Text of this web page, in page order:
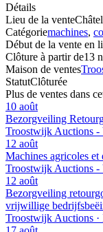
Détails
Lieu de la vente
Catégoriemachines,
Début de la vente en
Clôture à partir de13
Maison de ventes
StatutClôturée
Plus de ventes dans
10 août
Bezorgveiling
Troostwijk Auctions -
12 août
Machines agricoles et
Troostwijk Auctions -
12 août
Bezorgveiling
vrijwillige
Troostwijk Auctions ·